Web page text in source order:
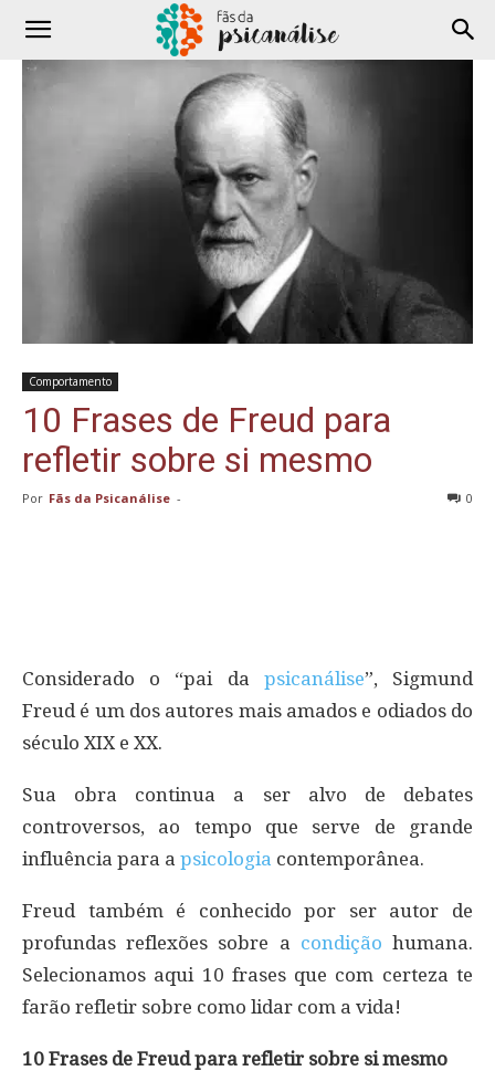
Comportamento
10 Frases de Freud para
refletir sobre si mesmo
Por Fãs da Psicanálise - 0
Considerado o “pai da psicanálise”, Sigmund
Freud é um dos autores mais amados e odiados do
século XIX e XX.
Sua obra continua a ser alvo de debates
controversos, ao tempo que serve de grande
influência para a psicologia contemporânea.
Freud também é conhecido por ser autor de
profundas reflexões sobre a condição humana.
Selecionamos aqui 10 frases que com certeza te
farão refletir sobre como lidar com a vida!
10 Frases de Freud para refletir sobre si mesmo